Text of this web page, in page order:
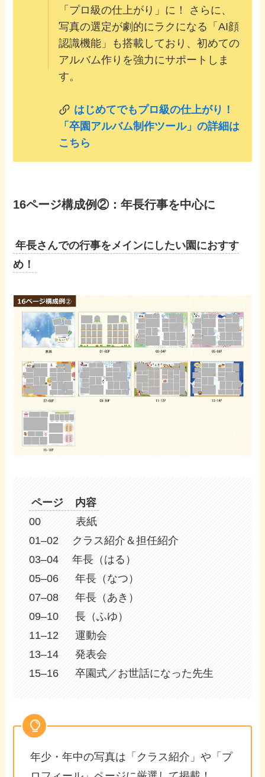
「プロ級の仕上がり」に！ さらに、
写真の選定が劇的にラクになる「AI顔
認識機能」も搭載しており、初めての
アルバム作りを強力にサポートしま
す。
はじめてでもプロ級の仕上がり！
「卒園アルバム制作ツール」の詳細は
こちら
16ページ構成例②：年長行事を中心に
年長さんでの行事をメインにしたい園におすす
め！
ページ 内容
00 表紙
01–02 クラス紹介＆担任紹介
03–04 年長（はる）
05–06 年長（なつ）
07–08 年長（あき）
09–10 長（ふゆ）
11–12 運動会
13–14 発表会
15–16 卒園式／お世話になった先生
年少・年中の写真は「クラス紹介」や「プ